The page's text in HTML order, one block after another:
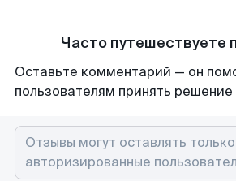
Часто путешествуете
Оставьте комментарий — он
пользователям принять решение